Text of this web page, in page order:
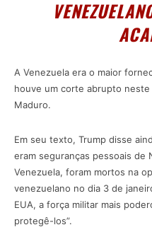
A Venezuela era o maior
houve um corte abrupto
Maduro.
Em seu texto, Trump disse
eram seguranças pessoais de
Venezuela, foram mortos na
venezuelano no dia 3 de
EUA, a força militar mais
protegê-los”.